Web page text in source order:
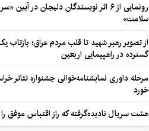
رونمایی از ۶ اثر نویسندگان دلیجان در آیین
سلامت»
از تصویر رهبر شهید تا قلب مردم عراق؛ بازتاب
گسترده در راهپیمایی اربعین
مرحله داوری نمایشنامه‌خوانی جشنواره تئاتر
خورد
هشت سریال نادیده‌گرفته که راز اقتباس موفق